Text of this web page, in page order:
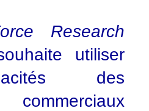
Research
utiliser
des
commerciaux